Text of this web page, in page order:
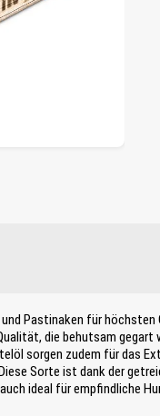
Pastinaken für höchsten
die behutsam gegart
sorgen zudem für das
Sorte ist dank der
ideal für empfindliche